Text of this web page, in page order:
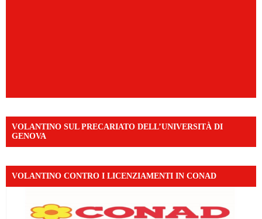
VOLANTINO SUL PRECARIATO DELL’UNIVERSITÀ DI
GENOVA
VOLANTINO CONTRO I LICENZIAMENTI IN CONAD